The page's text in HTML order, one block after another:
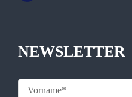
NEWSLETTER